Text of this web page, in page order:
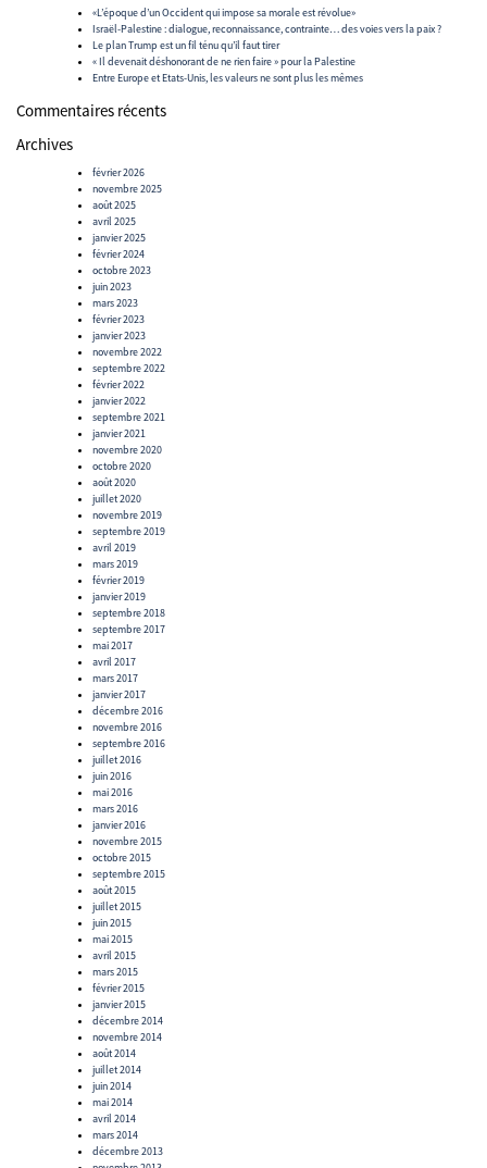
«L’époque d’un Occident qui impose sa morale est révolue»
Israël-Palestine : dialogue, reconnaissance, contrainte… des voies vers la paix ?
Le plan Trump est un fil ténu qu’il faut tirer
« Il devenait déshonorant de ne rien faire » pour la Palestine
Entre Europe et Etats-Unis, les valeurs ne sont plus les mêmes
Commentaires récents
Archives
février 2026
novembre 2025
août 2025
avril 2025
janvier 2025
février 2024
octobre 2023
juin 2023
mars 2023
février 2023
janvier 2023
novembre 2022
septembre 2022
février 2022
janvier 2022
septembre 2021
janvier 2021
novembre 2020
octobre 2020
août 2020
juillet 2020
novembre 2019
septembre 2019
avril 2019
mars 2019
février 2019
janvier 2019
septembre 2018
septembre 2017
mai 2017
avril 2017
mars 2017
janvier 2017
décembre 2016
novembre 2016
septembre 2016
juillet 2016
juin 2016
mai 2016
mars 2016
janvier 2016
novembre 2015
octobre 2015
septembre 2015
août 2015
juillet 2015
juin 2015
mai 2015
avril 2015
mars 2015
février 2015
janvier 2015
décembre 2014
novembre 2014
août 2014
juillet 2014
juin 2014
mai 2014
avril 2014
mars 2014
décembre 2013